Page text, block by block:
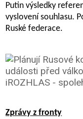
Putin výsledky
vyslovení souhlasu.
Ruské federace.
Zprávy z fronty